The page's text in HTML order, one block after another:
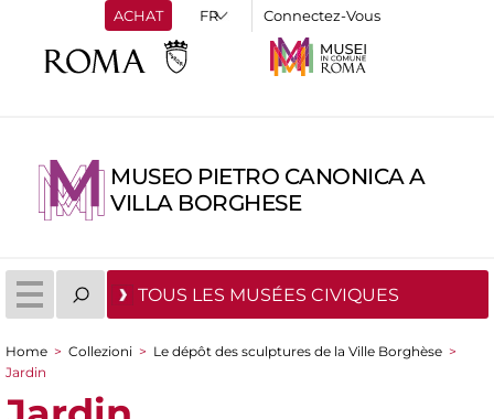
ACHAT Connectez-Vous
MUSEO PIETRO CANONICA A
VILLA BORGHESE
TOUS LES MUSÉES CIVIQUES
You are here
Home > Collezioni > Le dépôt des sculptures de la Ville Borghèse >
Jardin